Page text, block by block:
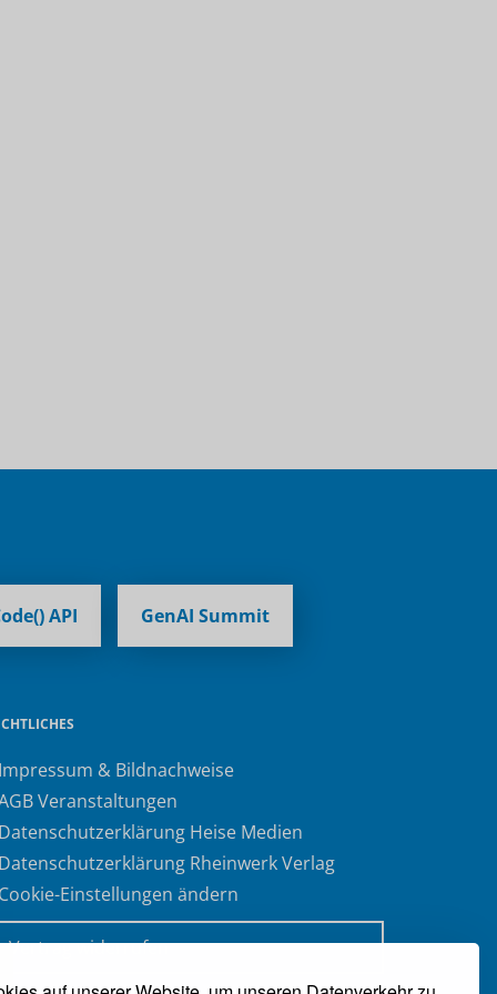
API GenAI Summit
& Bildnachweise
Veranstaltungen
Heise Medien
Rheinwerk Verlag
Einstellungen ändern
Vertrag widerrufen